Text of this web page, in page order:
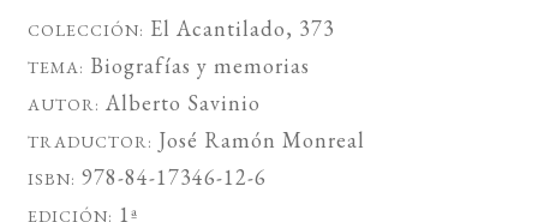
COLECCIÓN: El Acantilado, 373
TEMA: Biografías y memorias
AUTOR: Alberto Savinio
TRADUCTOR: José Ramón Monreal
ISBN: 978-84-17346-12-6
EDICIÓN: 1ª